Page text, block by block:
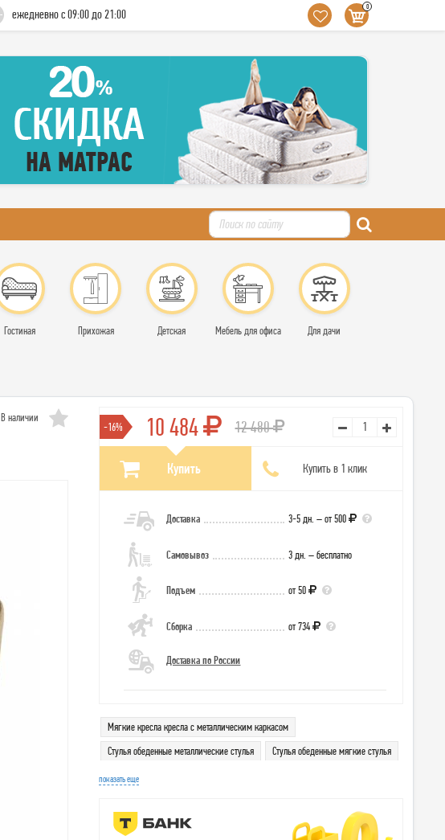
ежедневно с 09:00 до 21:00
0
Гостиная Прихожая Детская Мебель для офиса Для дачи
В наличии
-16% 10 484 12 480
Купить Купить в 1 клик
Доставка 3-5 дн. – от 500
Самовывоз 3 дн. – бесплатно
Подъем от 50
Сборка от 734
Доставка по России
Мягкие кресла кресла с металлическим каркасом
Стулья обеденные металлические стулья
Стулья обеденные мягкие стулья
Кухонные стулья металлические стулья
показать еще